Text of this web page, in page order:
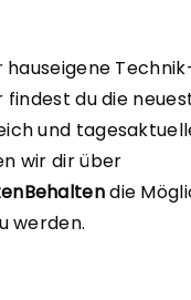
hauseigene
findest du die
und
wir dir über
die
werden.